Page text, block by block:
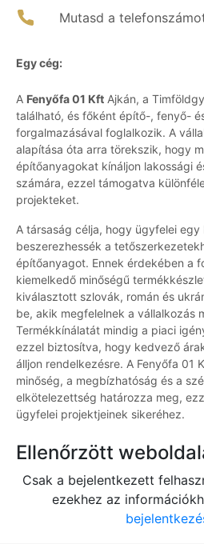
Mutasd a
Egy cég:
A Fenyőfa 01 Kft Ajkán, a
található, és főként építő-, fenyő-
forgalmazásával foglalkozik. A
alapítása óta arra törekszik, hogy
építőanyagokat kínáljon lakossági
számára, ezzel támogatva
projekteket.
A társaság célja, hogy ügyfelei egy
beszerezhessék a
építőanyagot. Ennek érdekében a
kiemelkedő minőségű
kiválasztott szlovák, román és
be, akik megfelelnek a vállalkozás
Termékkínálatát mindig a piaci
ezzel biztosítva, hogy kedvező
álljon rendelkezésre. A Fenyőfa 01
minőség, a megbízhatóság és a
elkötelezettség határozza meg,
ügyfelei projektjeinek sikeréhez.
Ellenőrzött
Csak a bejelentkezett
ezekhez az